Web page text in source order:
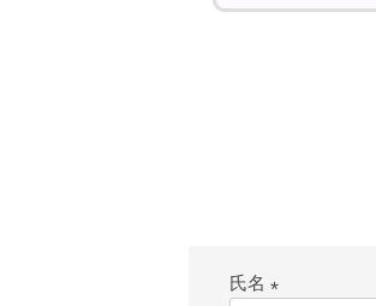
氏名